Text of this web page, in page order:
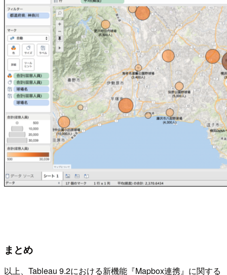
まとめ
以上、Tableau 9.2における新機能『Mapbox連携』に関する